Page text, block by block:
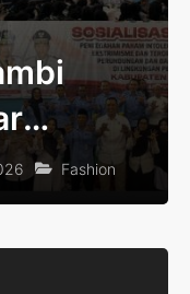
Paham
Bungo
Fashion